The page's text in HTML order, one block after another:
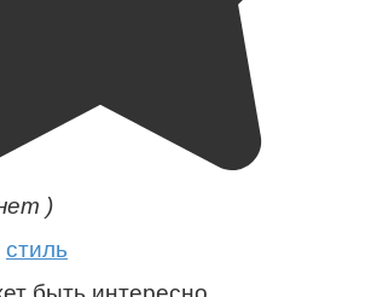
)
стиль